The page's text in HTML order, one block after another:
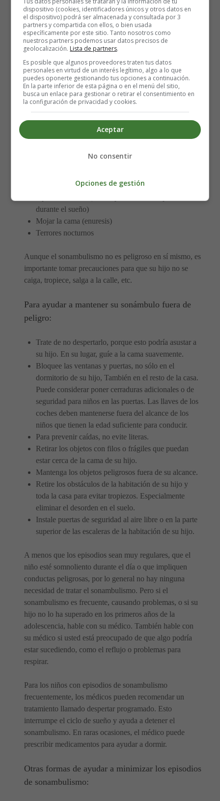
sonambulismo
Hablan dormidos
Es difícil despertarlos
Parecen aturdidos
No responden cuando se les habla
Hacen movimientos repetitivos
Los ojos de los sonámbulos están abiertos, pero no
ven de la misma manera que lo hacen cuando están
despiertos y suelen creer que están en otras
habitaciones de la casa o en sitios completamente
diferentes.
durante el sueño)
Mojar la cama (enuresis)
Terrores nocturnos
Aunque el sonambulismo no es peligroso en sí mismo, es
importante tomar precauciones para que su hijo no se
caiga, tropiece, salga a la calle, etc.
Para ayudar a mantener su sonámbulo fuera de
peligro:
Trate de no despertarlo, porque esto podría asustar a
su hijo. En su lugar, guíe a la cama suavemente.
Bloquee las ventanas y puertas, no sólo en el
dormitorio de su hijo, También en el resto de la casa.
Puede considerar poner cerraduras adicionales o de
seguridad para niños en las puertas. Las llaves de los
coches deben mantenerse fuera del alcance de los
niños que tienen la edad suficiente para conducir.
Para prevenir caídas, no evite literas.
Retirar los objetos con filos o frágiles que puedan
estar cerca de la cama de su hijo.
Mantenga los objetos peligrosos fuera de su alcance.
Retire los obstáculos de la habitación de su hijo y
toda la casa para evitar tropiezos. Especialmente
eliminar el desorden en el suelo.
Instale puertas de seguridad al aire libre o en la parte
superior de las escaleras de la habitación de su hijo.
A menos que los episodios sean muy regulares, que el
niño esté somnoliento durante el día o que impliquen
conductas peligrosas, por lo general no hay ninguna
necesidad de tratar el sonambulismo. Pero si el
sonambulismo es frecuente, causando problemas, o si su
hijo no lo ha superado en los primeros años de la
adolescencia, hable con su médico. También hable con
su médico si usted está preocupado de que algo podría
estar sucediendo, como el reflujo o problemas para
respirar.
Para los niños con episodios de sonambulismo
frecuentemente, los médicos pueden recomendar un
tratamiento llamado despertar programado. Esto
interrumpe el ciclo de sueño y ayuda a detener el
sonambulismo. En raras ocasiones, el médico puede
prescribir medicamentos para ayudar a dormir.
Otras formas de ayudar a minimizar los episodios
de sonambulismo:
dispositivo (cookies, identificadores únicos y otros datos en
el dispositivo) podrá ser almacenada y consultada por 3
partners y compartida con ellos, o bien usada
específicamente por este sitio. Tanto nosotros como
nuestros partners podemos usar datos precisos de
geolocalización. Lista de partners.
Es posible que algunos proveedores traten tus datos
personales en virtud de un interés legítimo, algo a lo que
puedes oponerte gestionando tus opciones a continuación.
En la parte inferior de esta página o en el menú del sitio,
busca un enlace para gestionar o retirar el consentimiento en
la configuración de privacidad y cookies.
Aceptar
No consentir
Opciones de gestión